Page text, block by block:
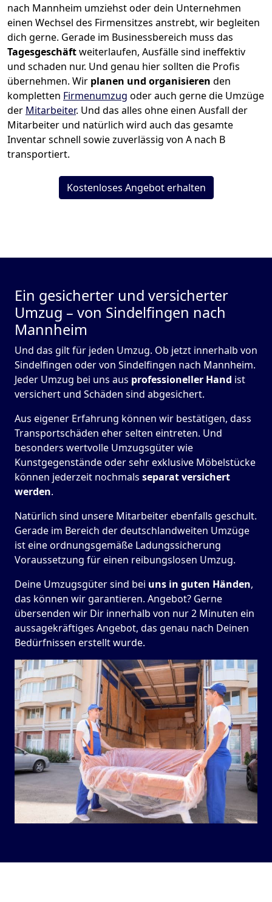
nach Mannheim umziehst oder dein Unternehmen
einen Wechsel des Firmensitzes anstrebt, wir begleiten
dich gerne. Gerade im Businessbereich muss das
Tagesgeschäftweiterlaufen, Ausfälle sind ineffektiv
und schaden nur. Und genau hier sollten die Profis
übernehmen. Wir planen und organisieren den
kompletten Firmenumzug oder auch gerne die Umzüge
der Mitarbeiter. Und das alles ohne einen Ausfall der
Mitarbeiter und natürlich wird auch das gesamte
Inventar schnell sowie zuverlässig von A nach B
transportiert.
Kostenloses Angebot erhalten
Ein gesicherter und versicherter
Umzug – von Sindelfingen nach
Mannheim
Und das gilt für jeden Umzug. Ob jetzt innerhalb von
Sindelfingen oder von Sindelfingen nach Mannheim.
Jeder Umzug bei uns aus professioneller Hand ist
versichert und Schäden sind abgesichert.
Aus eigener Erfahrung können wir bestätigen, dass
Transportschäden eher selten eintreten. Und
besonders wertvolle Umzugsgüter wie
Kunstgegenstände oder sehr exklusive Möbelstücke
können jederzeit nochmals separat versichert
werden.
Natürlich sind unsere Mitarbeiter ebenfalls geschult.
Gerade im Bereich der deutschlandweiten Umzüge
ist eine ordnungsgemäße Ladungssicherung
Voraussetzung für einen reibungslosen Umzug.
Deine Umzugsgüter sind bei uns in guten Händen,
das können wir garantieren. Angebot? Gerne
übersenden wir Dir innerhalb von nur 2 Minuten ein
aussagekräftiges Angebot, das genau nach Deinen
Bedürfnissen erstellt wurde.